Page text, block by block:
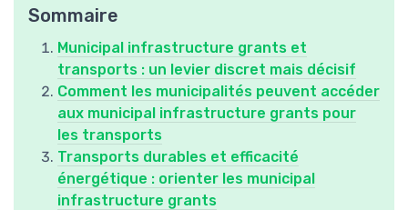
Sommaire
Municipal infrastructure grants et
transports : un levier discret mais décisif
Comment les municipalités peuvent accéder
aux municipal infrastructure grants pour
les transports
Transports durables et efficacité
énergétique : orienter les municipal
infrastructure grants